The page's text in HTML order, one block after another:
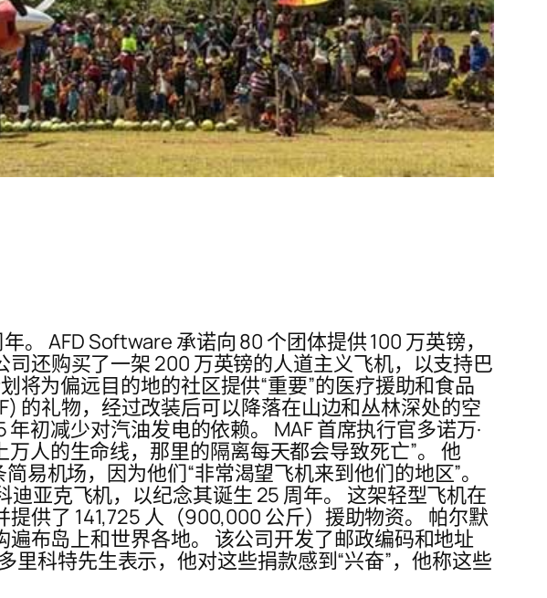
AFD Software 承诺向 80 个团体提供 100 万英镑，
还购买了一架 200 万英镑的人道主义飞机，以支持巴
将为偏远目的地的社区提供“重要”的医疗援助和食品
的礼物，经过改装后可以降落在山边和丛林深处的空
初减少对汽油发电的依赖。 MAF 首席执行官多诺万·
人的生命线，那里的隔离每天都会导致死亡”。 他
易机场，因为他们“非常渴望飞机来到他们的地区”。
亚克飞机，以纪念其诞生 25 周年。 这架轻型飞机在
供了 141,725 人（900,000 公斤）援助物资。 帕尔默
布岛上和世界各地。 该公司开发了邮政编码和地址
里科特先生表示，他对这些捐款感到“兴奋”，他称这些